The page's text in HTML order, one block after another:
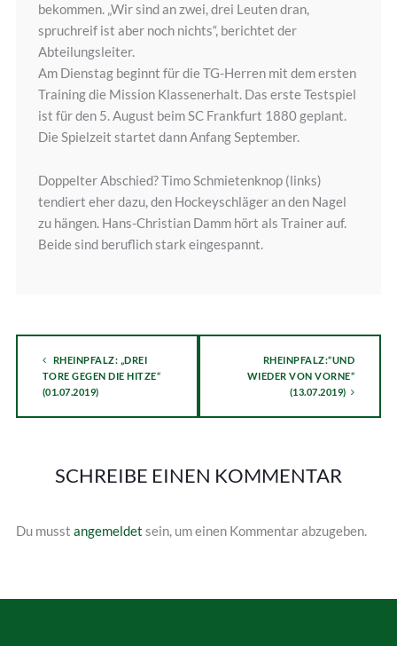
bekommen. „Wir sind an zwei, drei Leuten dran,
spruchreif ist aber noch nichts“, berichtet der
Abteilungsleiter.
Am Dienstag beginnt für die TG-Herren mit dem ersten
Training die Mission Klassenerhalt. Das erste Testspiel
ist für den 5. August beim SC Frankfurt 1880 geplant.
Die Spielzeit startet dann Anfang September.
Doppelter Abschied? Timo Schmietenknop (links)
tendiert eher dazu, den Hockeyschläger an den Nagel
zu hängen. Hans-Christian Damm hört als Trainer auf.
Beide sind beruflich stark eingespannt.
RHEINPFALZ: „DREI
TORE GEGEN DIE HITZE“
(01.07.2019)
RHEINPFALZ:“UND
WIEDER VON VORNE“
(13.07.2019)
SCHREIBE EINEN KOMMENTAR
Du musst angemeldet sein, um einen Kommentar abzugeben.